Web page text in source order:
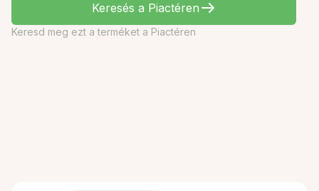
Keresés a Piactéren
Keresd meg ezt a terméket a Piactéren